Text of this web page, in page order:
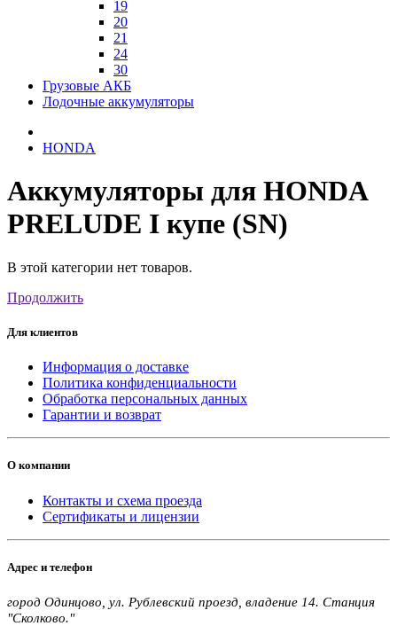
19
20
21
24
30
Грузовые АКБ
Лодочные аккумуляторы
HONDA
Аккумуляторы для HONDA
PRELUDE I купе (SN)
В этой категории нет товаров.
Продолжить
Для клиентов
Информация о доставке
Политика конфиденциальности
Обработка персональных данных
Гарантии и возврат
О компании
Контакты и схема проезда
Сертификаты и лицензии
Адрес и телефон
город Одинцово, ул. Рублевский проезд, владение 14. Станция
"Сколково."